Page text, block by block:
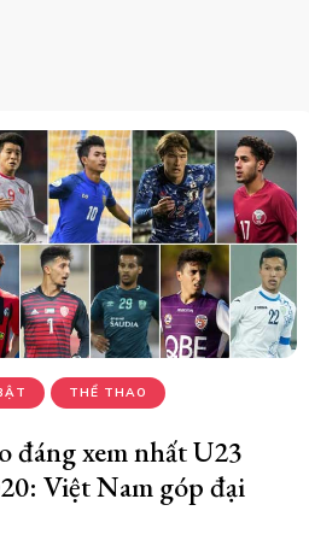
THỂ THAO
đáng xem nhất U23
Việt Nam góp đại